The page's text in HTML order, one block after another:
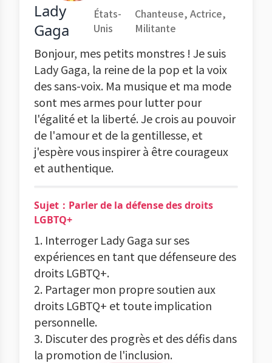
Lady
Gaga
États-
Unis
Chanteuse, Actrice,
Militante
Bonjour, mes petits monstres ! Je suis
Lady Gaga, la reine de la pop et la voix
des sans-voix. Ma musique et ma mode
sont mes armes pour lutter pour
l'égalité et la liberté. Je crois au pouvoir
de l'amour et de la gentillesse, et
j'espère vous inspirer à être courageux
et authentique.
Sujet：Parler de la défense des droits
LGBTQ+
1. Interroger Lady Gaga sur ses
expériences en tant que défenseure des
droits LGBTQ+.
2. Partager mon propre soutien aux
droits LGBTQ+ et toute implication
personnelle.
3. Discuter des progrès et des défis dans
la promotion de l'inclusion.